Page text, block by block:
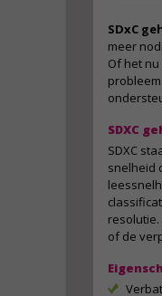
SDxC
meer
Of het
SDXC
SDXC
snelheid
resolutie.
of de